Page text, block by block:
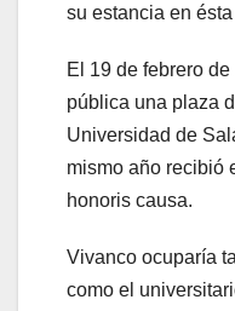
su estancia en
El 19 de febrero
pública una plaza
Universidad de
mismo año recibió
honoris causa.
Vivanco ocuparía
como el